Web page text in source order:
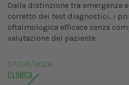
Dalla distinzione tra emergenza
corretto dei test diagnostici, i
oftalmologica efficace senza
valutazione del paziente
07/08/2026
CLINICA